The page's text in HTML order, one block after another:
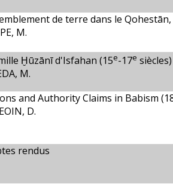
de terre dans le
M.
Ḫūzānī d'Isfahan (15e-17e siècles)
M.
and Authority Claims in Babism
D.
rendus